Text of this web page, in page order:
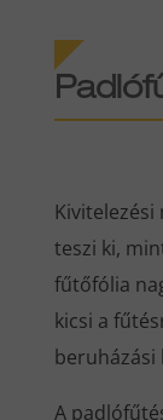
Kivitelezési
teszi ki,
fűtőfólia
kicsi a
beruházási
A